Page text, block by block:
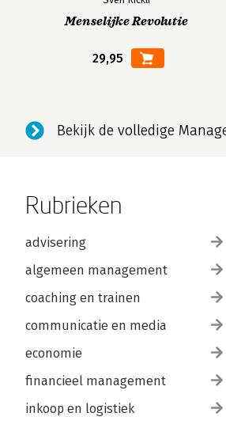
Menselijke Revolutie
29,95
Bekijk de volledige
Rubrieken
advisering
algemeen management
coaching en trainen
communicatie en media
economie
financieel management
inkoop en logistiek